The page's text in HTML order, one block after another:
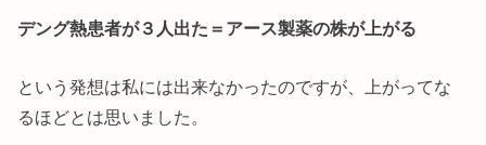
デング熱患者が３人出た＝アース製薬の株が上がる
という発想は私には出来なかったのですが、上がってな
るほどとは思いました。